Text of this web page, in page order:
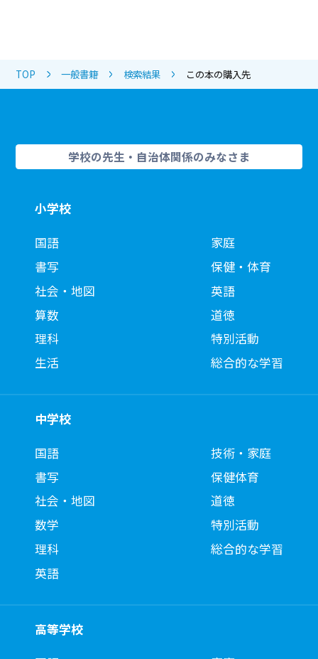
TOP 一般書籍 検索結果 この本の購入先
学校の先生・自治体関係のみなさま
小学校
国語
書写
社会・地図
算数
理科
生活
家庭
保健・体育
英語
道徳
特別活動
総合的な学習
中学校
国語
書写
社会・地図
数学
理科
英語
技術・家庭
保健体育
道徳
特別活動
総合的な学習
高等学校